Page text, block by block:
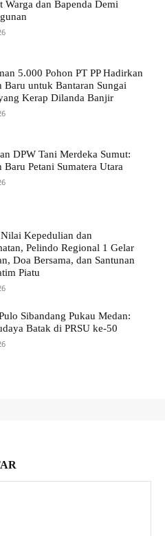
Warga dan Bapenda Demi
5.000 Pohon PT PP Hadirkan
Baru untuk Bantaran Sungai
Kerap Dilanda Banjir
DPW Tani Merdeka Sumut:
Baru Petani Sumatera Utara
Kepedulian dan
Pelindo Regional 1 Gelar
Doa Bersama, dan Santunan
Piatu
Sibandang Pukau Medan:
Batak di PRSU ke-50